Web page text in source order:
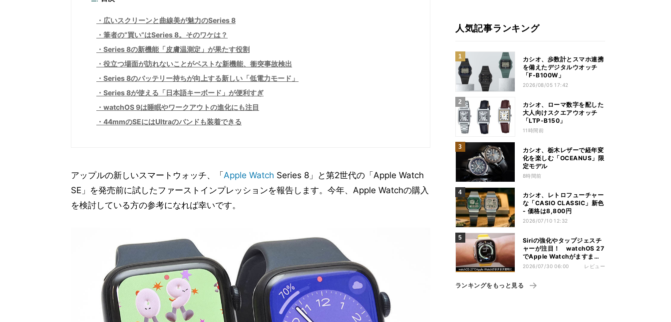
広いスクリーンと曲線美が魅力のSeries 8
筆者の“買い”はSeries 8。そのワケは？
Series 8の新機能「皮膚温測定」が果たす役割
役立つ場面が訪れないことがベストな新機能、衝突事故検出
Series 8のバッテリー持ちが向上する新しい「低電力モード」
Series 8が使える「日本語キーボード」が便利すぎ
watchOS 9は睡眠やワークアウトの進化にも注目
44mmのSEにはUltraのバンドも装着できる
アップルの新しいスマートウォッチ、「 Apple Watch Series 8」と第2世代の「Apple Watch
SE」を発売前に試したファーストインプレッションを報告します。今年、Apple Watchの購入
を検討している方の参考になれば幸いです。
人気記事ランキング
カシオ、歩数計とスマホ連携
を備えたデジタルウオッチ
「F-B100W」
2026/08/05 17:42
カシオ、ローマ数字を配した
大人向けスクエアウオッチ
「LTP-B150」
11時間前
カシオ、栃木レザーで経年変
化を楽しむ「OCEANUS」限
定モデル
8時間前
カシオ、レトロフューチャー
な「CASIO CLASSIC」新色
- 価格は8,800円
2026/07/10 12:32
Siriの強化やタップジェスチ
ャーが注目！ watchOS 27
でApple Watchがますます
便利に
2026/07/30 06:00 レビュー
ランキングをもっと見る